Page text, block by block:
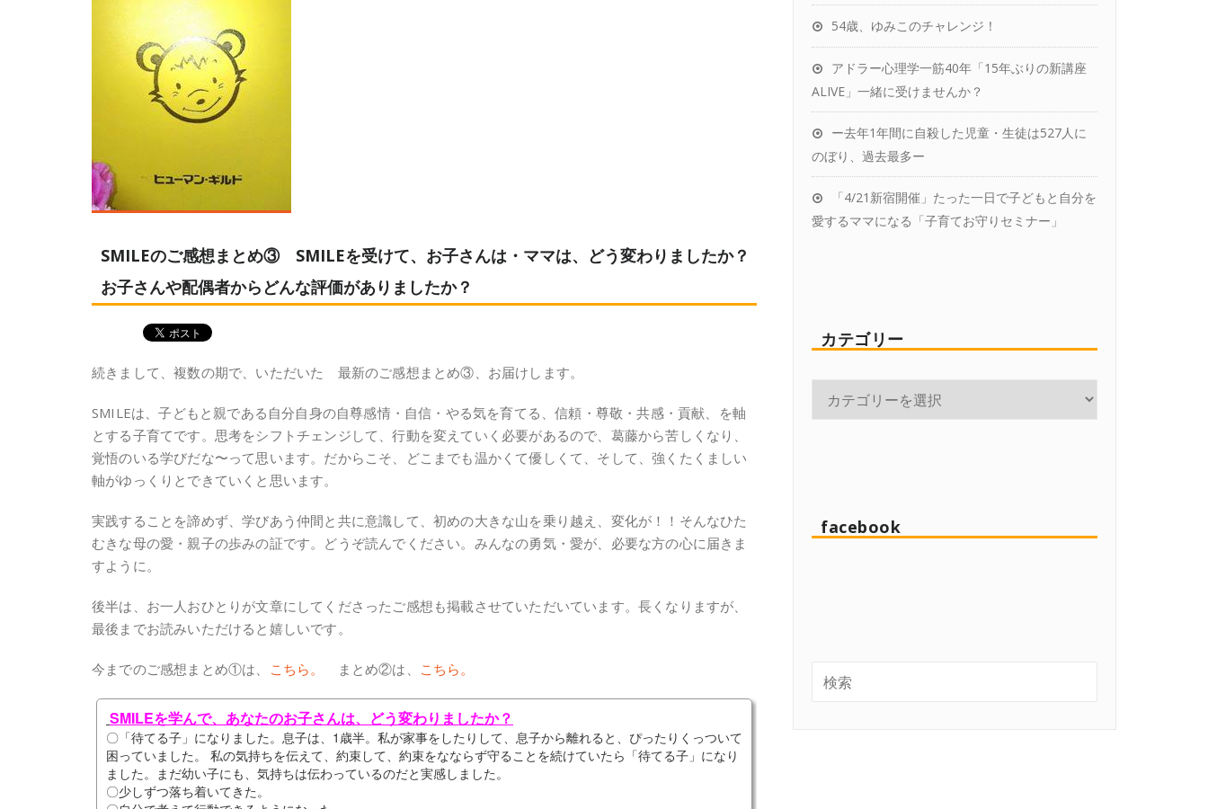
SMILEのご感想まとめ③ SMILEを受けて、お子さんは・ママは、どう変わりましたか？
お子さんや配偶者からどんな評価がありましたか？
続きまして、複数の期で、いただいた 最新のご感想まとめ③、お届けします。
SMILEは、子どもと親である自分自身の自尊感情・自信・やる気を育てる、信頼・尊敬・共感・貢献、を軸
とする子育てです。思考をシフトチェンジして、行動を変えていく必要があるので、葛藤から苦しくなり、
覚悟のいる学びだな〜って思います。だからこそ、どこまでも温かくて優しくて、そして、強くたくましい
軸がゆっくりとできていくと思います。
実践することを諦めず、学びあう仲間と共に意識して、初めの大きな山を乗り越え、変化が！！そんなひた
むきな母の愛・親子の歩みの証です。どうぞ読んでください。みんなの勇気・愛が、必要な方の心に届きま
すように。
後半は、お一人おひとりが文章にしてくださったご感想も掲載させていただいています。長くなりますが、
最後までお読みいただけると嬉しいです。
今までのご感想まとめ①は、 こちら。 まとめ②は、 こちら。
SMILEを学んで、あなたのお子さんは、どう変わりましたか？
〇「待てる子」になりました。息子は、1歳半。私が家事をしたりして、息子から離れると、ぴったりくっついて
困っていました。 私の気持ちを伝えて、約束して、約束をなならず守ることを続けていたら「待てる子」になり
ました。まだ幼い子にも、気持ちは伝わっているのだと実感しました。
〇少しずつ落ち着いてきた。
54歳、ゆみこのチャレンジ！
アドラー心理学一筋40年「15年ぶりの新講座
ALIVE」一緒に受けませんか？
ー去年1年間に自殺した児童・生徒は527人に
のぼり、過去最多ー
「4/21新宿開催」たった一日で子どもと自分を
愛するママになる「子育てお守りセミナー」
カテゴリー
facebook